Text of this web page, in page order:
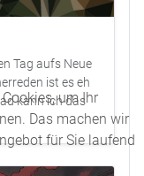
Tag aufs Neue
ist es eh
kann ich das
um Ihr
Das machen wir
für Sie laufend